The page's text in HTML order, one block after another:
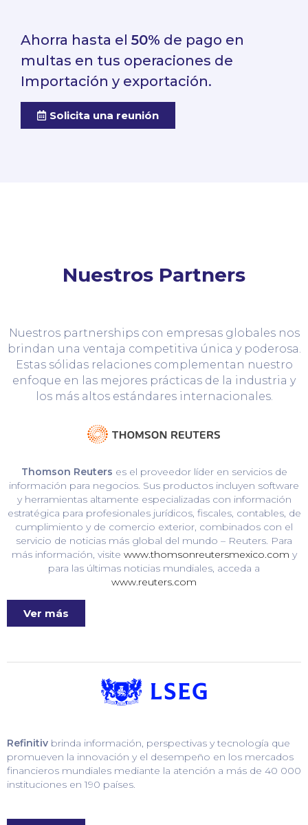
Ahorra hasta el 50% de pago en
multas en tus operaciones de
Importación y exportación.
Solicita una reunión
Nuestros Partners
Nuestros partnerships con empresas globales nos
brindan una ventaja competitiva única y poderosa.
Estas sólidas relaciones complementan nuestro
enfoque en las mejores prácticas de la industria y
los más altos estándares internacionales.
Thomson Reuters es el proveedor líder en servicios de
información para negocios. Sus productos incluyen software
y herramientas altamente especializadas con información
estratégica para profesionales jurídicos, fiscales, contables, de
cumplimiento y de comercio exterior, combinados con el
servicio de noticias más global del mundo – Reuters. Para
más información, visite www.thomsonreutersmexico.com y
para las últimas noticias mundiales, acceda a
www.reuters.com
Ver más
Refinitiv brinda información, perspectivas y tecnología que
promueven la innovación y el desempeño en los mercados
financieros mundiales mediante la atención a más de 40 000
instituciones en 190 países.